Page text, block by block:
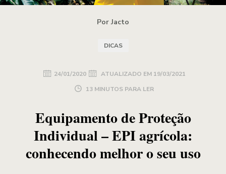
Por Jacto
DICAS
24/01/2020 ATUALIZADO EM 19/03/2021
13 MINUTOS PARA LER
Equipamento de Proteção
Individual – EPI agrícola:
conhecendo melhor o seu uso